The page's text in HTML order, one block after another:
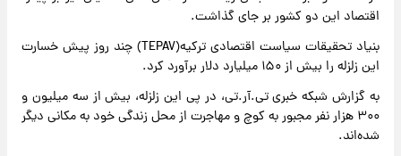
اقتصاد این دو کشور بر جای گذاشت.
بنیاد تحقیقات سیاست اقتصادی ترکیه(TEPAV) چند روز پیش خسارت
این زلزله را بیش از ۱۵۰ میلیارد دلار برآورد کرد.
به گزارش شبکه خبری تی.آر.تی، در پی این زلزله، بیش از سه میلیون و
۳۰۰ هزار نفر مجبور به کوچ و مهاجرت از محل زندگی خود به مکانی دیگر
شده‌اند.